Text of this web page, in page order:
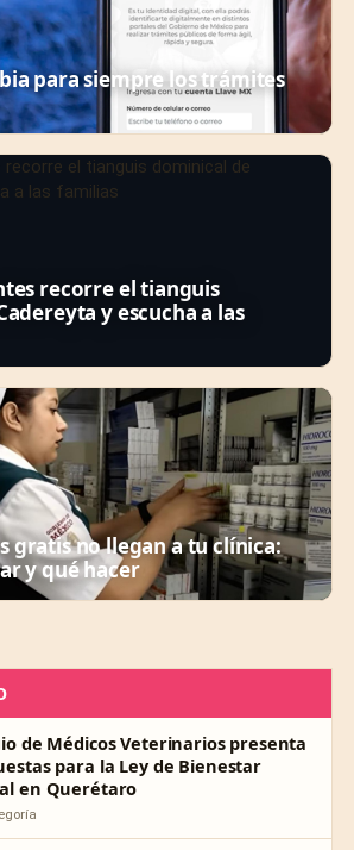
para siempre los trámites
recorre el tianguis
y escucha a las
gratis no llegan a tu clínica:
y qué hacer
de Médicos Veterinarios presenta
para la Ley de Bienestar
en Querétaro